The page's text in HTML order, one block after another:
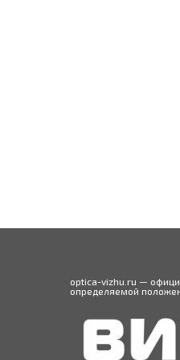
optica-vizhu.ru —
определяемой